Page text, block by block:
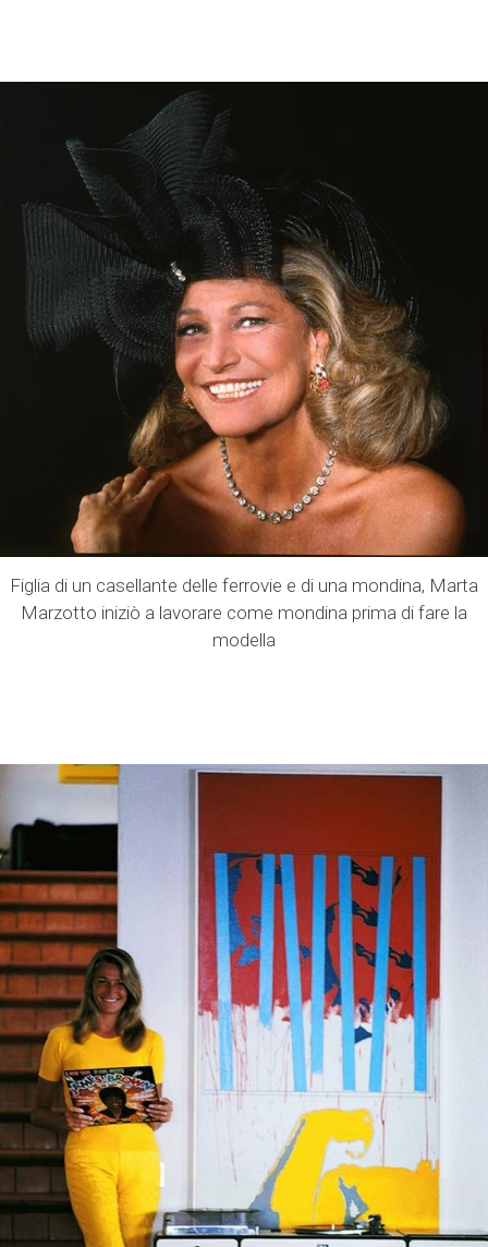
Figlia di un casellante delle ferrovie e di una mondina, Marta
Marzotto iniziò a lavorare come mondina prima di fare la
modella